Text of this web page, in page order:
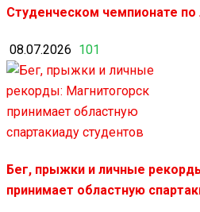
Студенческом чемпионате по
08.07.2026 101
Бег, прыжки и личные
принимает областную